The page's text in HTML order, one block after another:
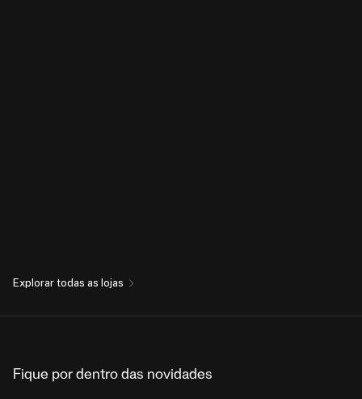
Explorar todas as lojas
Fique por dentro das novidades